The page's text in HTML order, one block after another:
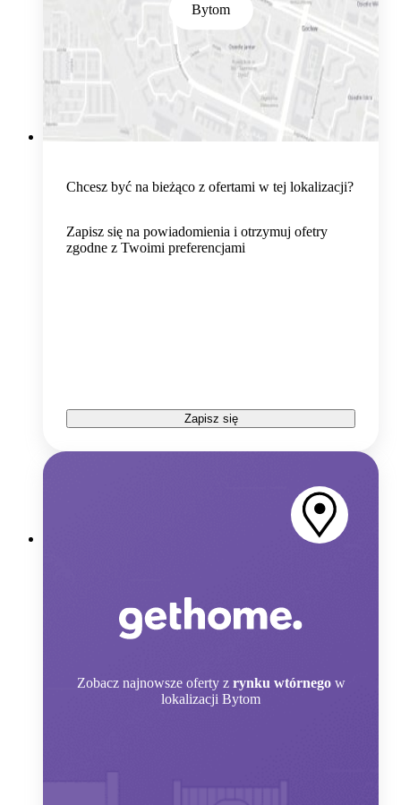
Bytom
Chcesz być na bieżąco z ofertami w tej lokalizacji?
Zapisz się na powiadomienia i otrzymuj ofetry
zgodne z Twoimi preferencjami
Zapisz się
Zobacz najnowsze oferty z rynku wtórnego w
lokalizacji Bytom